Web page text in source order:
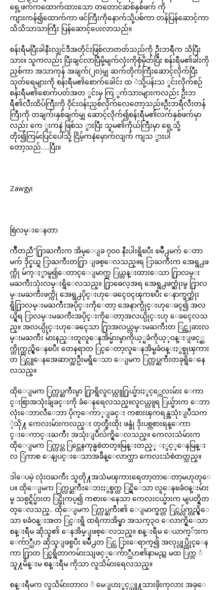
ရှေ့ဖက်ကထောက်ထားသော တတောင်ဆစ်နှစ်ဖက် ကို
ကျားကန်၍ထောက်ကာ ဖင်ကြီးကိုနောက်သို့ပစ်ကာ တန်ပြန်ဆောင့်ကာ
သိသိသာသာကြီး ပြန်ဆောင့်ပေးလာသည်။
စန်းရီမပြီးခါနီးလျှင်ဒီအတိုင်းဖြစ်လာတတ်သည်ကို ဦးဘရီက သိပြီး
သား။ သူကလည်း ပြီးချင်လာပြီမို့မျက်လုံးကိုစုံမှိတ်ပြီး စန်းရီမ၏ခါးကို
ညှစ်ကာ အသာကုန် အချက်(၂၀)မျှ ဆက်တိုက်ကြီးဆောင့်လိုက်ပြီး
သုတ်ရေများကို စန်းရီမ၏စောက်ခေါင်း ထ ဲသို့ပန်းသ ွင်းလိုက်စဉ်
စန်းရီမ၏စောက်ပတ်အတ ွင်းမှ ကြ ွက်သားများကလည်း ဦးဘ
ရီ၏လီးထိပ်ကြီးကို ဝိုင်းဝန်းညှစ်လိုက်လေတော့သည်။ဦးဘရီလီးတန်
ကြီးကို တချက်၊နှစ်ချက်မျှ ဆောင့်လိုက်၍စန်းရီမ၏လက်နှစ်ဖက်မှာ
လည်း ကေ ွးကနဲ ဖြစ်သ ွားပြီး သူမ၏ကိုယ်ကြီးမှာ ရှေ့သို့
တိုး၍ကြမ်းပြင်ပေါ်သို့ ငြိမ့်ကနဲမှောက်လျက် ကျသ ွားပါ
တော့သည်…..ပြီး။
Zawgyi
စြဲလမ္းေနတာ
က်ဳံတညီ”႐ြာႀကီးက အိမ္ေျခ ၇၀၀ နီးပါးရွိၿပီး ၿမိဳ႕မက် ေတာ
မက် ဒိုင္နယ္ရ ြာႀကီးတ႐ြာ ျဖစ္ေလသည္။ရ ြာႀကီးက အေရွ႕ဖ
က္ကို မ်က္ႏွာမူ၍ေတာင္ေျမာက္သ ြယ္တန္းထားေသာ ႐ြာလမ္း
မႀကီးသုံးလမ္းရွိေလသည္။ ႐ြာဓေလ့အရ အေရွ႕ဖက္ဆုံးမွ ႐ြာလ
မ္းမႀကီးဖက္ကို အေရွ႕ပိုင္းဟုေခၚေဝၚၾကၿပီး ေနာက္ဖက္ဆုံး
ရွိ႐ြာလမ္းမႀကီးအပိုင္းကိုေတာ့ အေနာက္ပိုင္းဟုေခၚ၍ အလ
ယ္ရွိရ ြာလမ္းမႀကီးအပိုင္းကိုေတာ့အလယ္ပိုင္းဟု ေခၚေလသ
ည္။ အလယ္ပိုင္းဟုေခၚေသာ ႐ြာအလယ္လမ္းမႀကီးတ ြင္အျခားလ
မ္းမႀကီး မ်ားနည္းတူလူေနအိမ္မ်ားမွာကိုယ့္ၿခံကိုယ့္ဝန္းျဖင့္ဆ
က္တိုက္တည္ရွိေနၿပီး တေနရာတ ြင္ေတာ့လူေနအိမ္ၿခံဝန္းႏွစ္ခုၾကား
တ ြင္လူေနအေဆာက္အဦးမရွိေသာ ေျမက ြက္လပ္ႀကီးတခုရွိေနေ
လသည္။
ထိုေျမက ြက္လပ္ႀကီးမွာ ႐ြာရွိလူငယ္လူ႐ြယ္မ်ားႏွင့္ကေလးမ်ား ေကာ
င္းစြာအသုံးခ်ျခင္းကို ခံေနရေလသည္။လူငယ္လူရ ြယ္မ်ားက ေဘာ
လုံးေဘာလီေဘာ ပိုက္ေက်ာ္ျခင္း ကစားၾကရန္အသုံးျပဳသက
ဲ့သို႔ ကေလးမ်ားကလည္း တုတ္စီးထိုး ဖန္ခုံ ဒိုးပစ္ကစားရန္ေကာ
င္းေကာင္းႀကီး အသုံးျပဳလ်က္ရွိေလသည္။ ကေလးသံမ်ားက
ထိုေျမက ြက္လပ္တ ြင္တေနကုန္မစဲတတ္။မြန္းတည့္ ႏွင့္ေနမြန္း
လ ြဲကာစ ေနျပင္းေသာအခ်ိန္ေလာက္သာ ကေလးသံစဲတတ္သည္။
ဒါေပမဲ့ လုံးဝႀကီး သူတို႔အသံမၾကားရေတာ့တာေတာ့မဟုတ္ေ
ပ။ ထိုေျမက ြက္လပ္ႀကီးေဘးႏွစ္ဖက္တ ြင္ရွိေသာ လူေနၿခံဝန္းမ်ား
မွ သစ္ပင္ရိပ္မ်ားတ ြင္ခိုကပ္၍ ကစားေနေသာ ကေလးငယ္မ်ားက မျပတ္ရွိတ
တ္ေလသည္.. ထိုေျမက ြက္လပ္ႀကီး၏ ေျမာက္ဖက္တ ြင္ကပ္လ်က္တည္ရွိေ
သာ ၿခံဝန္းအတ ြင္းရွိ ထရံကာအိမ္မွာ အသက္၃၀ ေလာက္ရွိေသာ
စန္းရီမ ဆိုသူ၏ ေနအိမ္ျဖစ္ေလသည္။ စန္းရီမ ေယာက္်ားက
ေက်ာ္သီဟ ဆိုသူျဖစ္ၿပီး ၿမိဳ႕တ ြင္သ ြားေရာက္၍ အလုပ္လုပ္ကိုင္ေန
ကာ ႐ြာတ ြင္မရွိတာကမ်ားသျဖင့္ေက်ာ္သီဟ၏နာမည္က မထ ြက္ဘ ဲ
သူ႔မိန္းမ စန္းရီမ ကိုသာ လူသိမ်ားရေလသည္။
စန္းရီမက လူသိမ်ားတာလ ဲ မေျပာႏွင့္သူ႔သားဖိုးကုလား အခုေ